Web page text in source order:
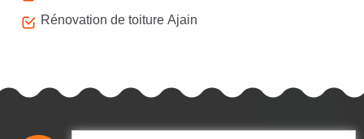
Rénovation de toiture Ajain